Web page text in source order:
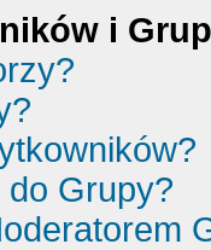
i
do Grupy?